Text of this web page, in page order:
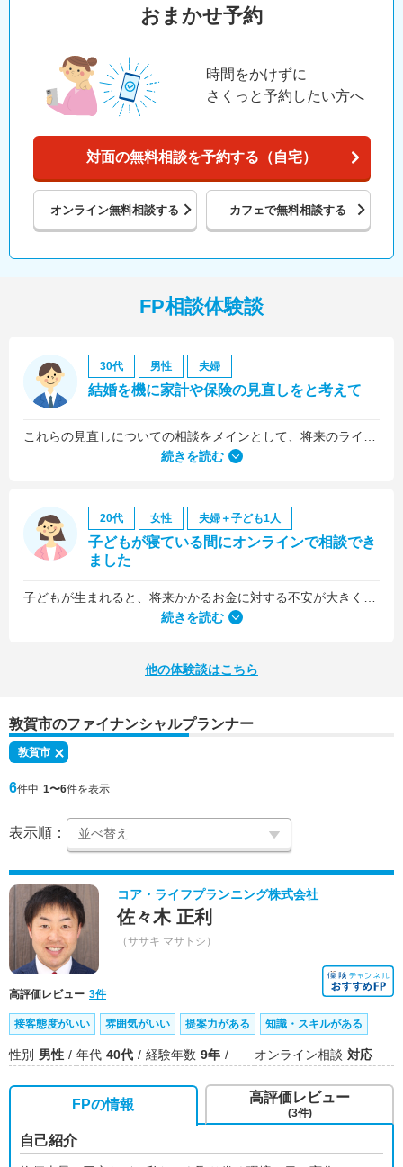
おまかせ予約
時間をかけずに
さくっと予約したい方へ
対面の無料相談を予約する（自宅）
オンライン無料相談する カフェで無料相談する
FP相談体験談
30代 男性 夫婦
結婚を機に家計や保険の見直しをと考えて
続きを読む
20代 女性 夫婦＋子ども1人
子どもが寝ている間にオンラインで相談でき
ました
何より、とても親身になって対応してくださって大満足。うちと同じように子どもの将来のお金のことで悩んでいる友人にも教えました。
続きを読む
他の体験談はこちら
敦賀市のファイナンシャルプランナー
敦賀市
6件中 1〜6件を表示
表示順：
コア・ライフプランニング株式会社
佐々木 正利
（ササキ マサトシ）
高評価レビュー 3件
接客態度がいい 雰囲気がいい 提案力がある 知識・スキルがある
性別 男性 年代 40代 経験年数 9年 オンライン相談 対応
FPの情報
自己紹介
高評価レビュー
(3件)